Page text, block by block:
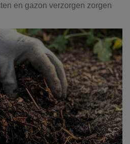
en gazon verzorgen zorgen